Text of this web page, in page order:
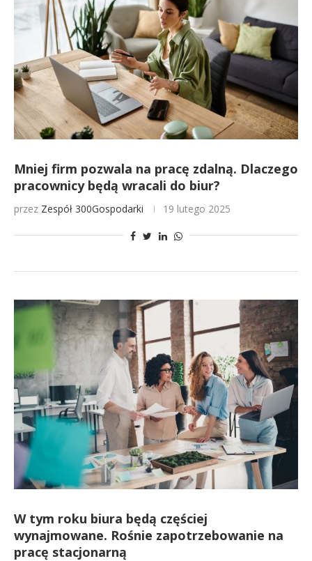
Mniej firm pozwala na pracę zdalną. Dlaczego
pracownicy będą wracali do biur?
przez Zespół 300Gospodarki 19 lutego 2025
W tym roku biura będą częściej
wynajmowane. Rośnie zapotrzebowanie na
pracę stacjonarną